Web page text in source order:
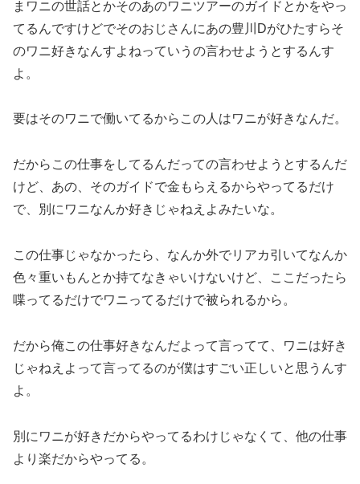
まワニの世話とかそのあのワニツアーのガイドとかをやっ
てるんですけどでそのおじさんにあの豊川Dがひたすらそ
のワニ好きなんすよねっていうの言わせようとするんす
よ。
要はそのワニで働いてるからこの人はワニが好きなんだ。
だからこの仕事をしてるんだっての言わせようとするんだ
けど、あの、そのガイドで金もらえるからやってるだけ
で、別にワニなんか好きじゃねえよみたいな。
この仕事じゃなかったら、なんか外でリアカ引いてなんか
色々重いもんとか持てなきゃいけないけど、ここだったら
喋ってるだけでワニってるだけで被られるから。
だから俺この仕事好きなんだよって言ってて、ワニは好き
じゃねえよって言ってるのが僕はすごい正しいと思うんす
よ。
別にワニが好きだからやってるわけじゃなくて、他の仕事
より楽だからやってる。